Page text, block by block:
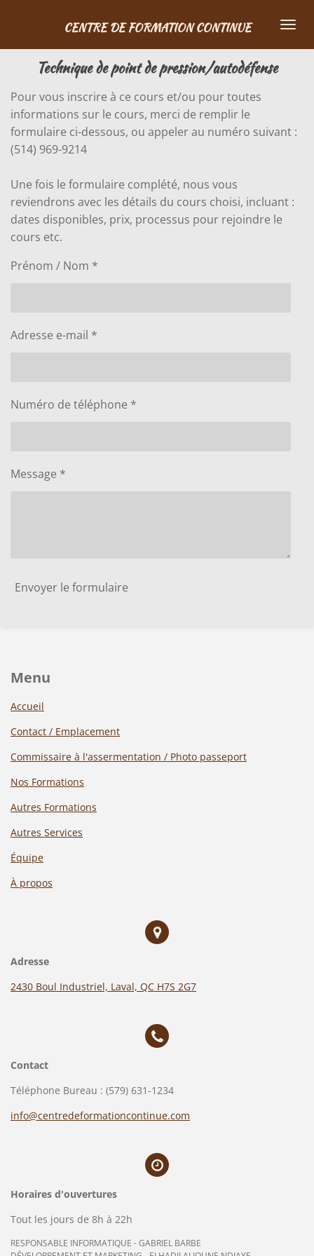
contenu
principal
CENTRE DE FORMATION CONTINUE
Technique de point de pression/autodéfense
Pour vous inscrire à ce cours et/ou pour toutes
informations sur le cours, merci de remplir le
formulaire ci-dessous, ou appeler au numéro suivant :
(514) 969-9214
Une fois le formulaire complété, nous vous
reviendrons avec les détails du cours choisi, incluant :
dates disponibles, prix, processus pour rejoindre le
cours etc.
Prénom / Nom *
Adresse e-mail *
Numéro de téléphone *
Message *
Envoyer le formulaire
Menu
Accueil
Contact / Emplacement
Commissaire à l'assermentation / Photo passeport
Nos Formations
Autres Formations
Autres Services
Équipe
À propos
Adresse
2430 Boul Industriel, Laval, QC H7S 2G7
Contact
Téléphone Bureau : (579) 631-1234
info@centredeformationcontinue.com
Horaires d'ouvertures
Tout les jours de 8h à 22h
RESPONSABLE INFORMATIQUE - GABRIEL BARBE